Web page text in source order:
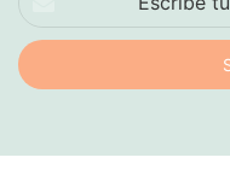
correo
electrónico